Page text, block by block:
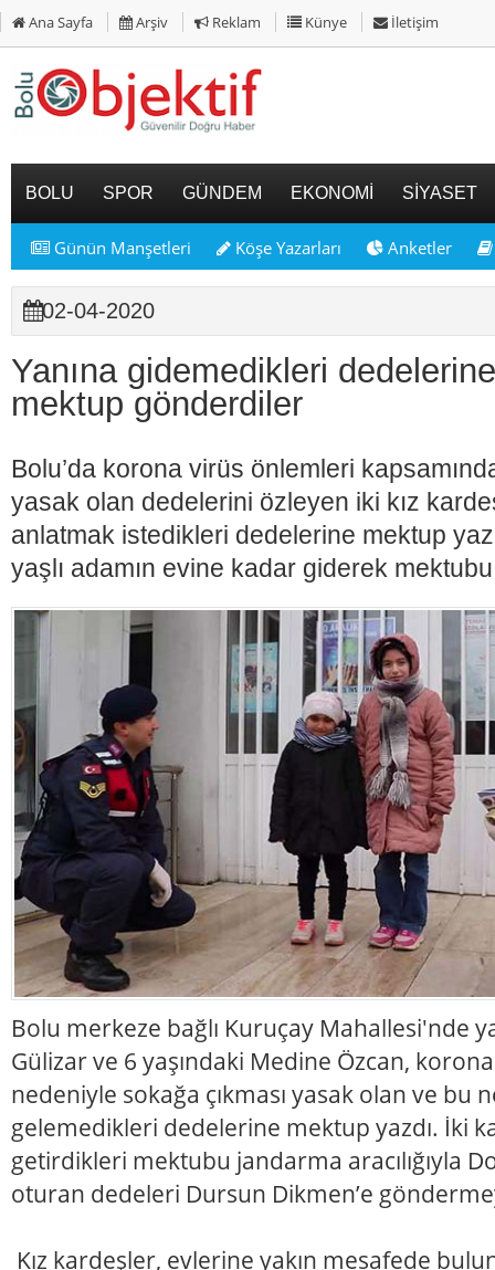
Ana Sayfa Arşiv Reklam Künye İletişim
BOLU SPOR GÜNDEM EKONOMİ SİYASET
Günün Manşetleri Köşe Yazarları Anketler
02-04-2020
Yanına gidemedikleri
mektup gönderdiler
Bolu’da korona virüs önlemleri
yasak olan dedelerini özleyen iki kız
anlatmak istedikleri dedelerine mektup
yaşlı adamın evine kadar giderek
Bolu merkeze bağlı Kuruçay Mahallesi'nde
Gülizar ve 6 yaşındaki Medine Özcan,
nedeniyle sokağa çıkması yasak olan ve bu
gelemedikleri dedelerine mektup yazdı. İki
getirdikleri mektubu jandarma aracılığıyla
oturan dedeleri Dursun Dikmen’e
Kız kardeşler, evlerine yakın mesafede